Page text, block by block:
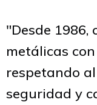
"Desde
metálicas
respetando
seguridad y